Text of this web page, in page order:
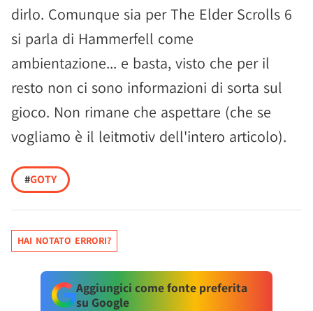
dirlo. Comunque sia per The Elder Scrolls 6
si parla di Hammerfell come
ambientazione... e basta, visto che per il
resto non ci sono informazioni di sorta sul
gioco. Non rimane che aspettare (che se
vogliamo è il leitmotiv dell'intero articolo).
#GOTY
HAI NOTATO ERRORI?
Aggiungici come fonte preferita
su Google